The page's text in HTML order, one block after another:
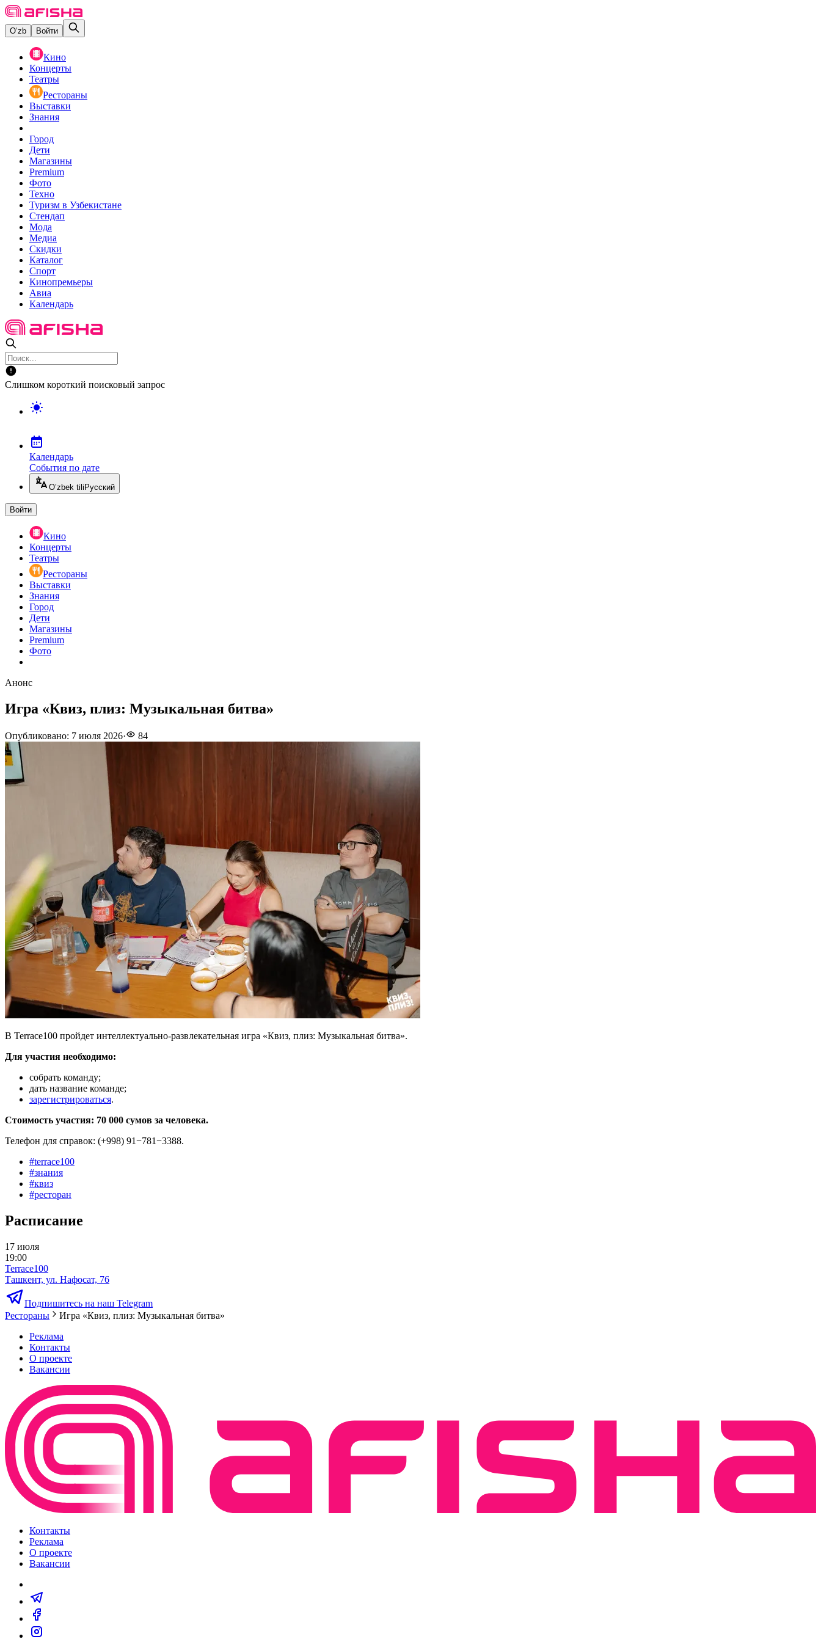
O‘zb Войти
Кино
Концерты
Театры
Рестораны
Выставки
Знания
Город
Дети
Магазины
Premium
Фото
Техно
Туризм в Узбекистане
Стендап
Мода
Медиа
Скидки
Каталог
Спорт
Кинопремьеры
Авиа
Календарь
Слишком короткий поисковый запрос
Календарь
События по дате
O’zbek tili Русский
Войти
Кино
Концерты
Театры
Рестораны
Выставки
Знания
Город
Дети
Магазины
Premium
Фото
Анонс
Игра «Квиз, плиз: Музыкальная битва»
Опубликовано: 7 июля 2026· 84
В Terrace100 пройдет интеллектуально-развлекательная игра «Квиз, плиз: Музыкальная битва».
Для участия необходимо:
собрать команду;
дать название команде;
зарегистрироваться.
Стоимость участия: 70 000 сумов за человека.
Телефон для справок: (+998) 91−781−3388.
#terrace100
#знания
#квиз
#ресторан
Расписание
17 июля
19:00
Terrace100
Ташкент, ул. Нафосат, 76
Подпишитесь на наш Telegram
Рестораны
Игра «Квиз, плиз: Музыкальная битва»
Реклама
Контакты
О проекте
Вакансии
Контакты
Реклама
О проекте
Вакансии